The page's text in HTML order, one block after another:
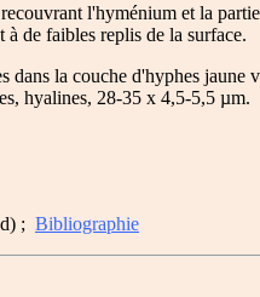
l'hyménium et la
de faibles replis de la surface.
la couche d'hyphes jaune
hyalines, 28-35 x 4,5-5,5 µm.
; Bibliographie